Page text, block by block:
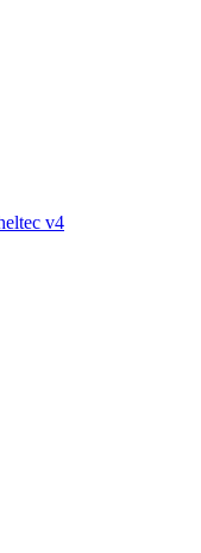
v4